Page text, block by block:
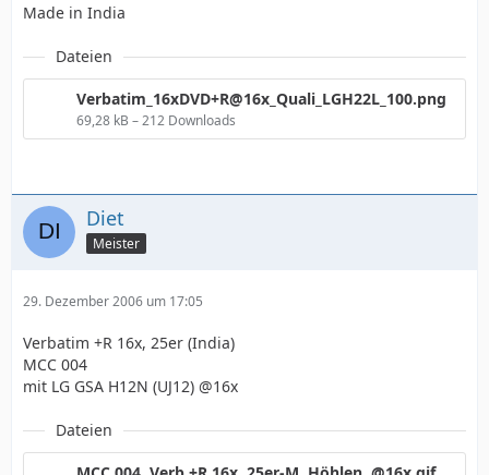
Made in India
Dateien
Verbatim_16xDVD+R@16x_Quali_LGH22L_100.png
69,28 kB – 212 Downloads
Diet
Meister
29. Dezember 2006 um 17:05
Verbatim +R 16x, 25er (India)
MCC 004
mit LG GSA H12N (UJ12) @16x
Dateien